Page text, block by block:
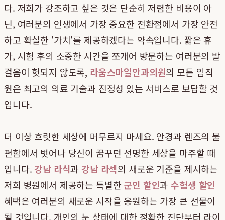
다. 저희가 강조하고 싶은 것은 단순히 저렴한 비용이 아
닌, 여러분의 인생에서 가장 중요한 전환점에서 가장 안전
하고 확실한 '가치'를 제공하겠다는 약속입니다. 짧은 휴
가, 시험 후의 소중한 시간을 쪼개어 방문하는 여러분의 발
걸음이 헛되지 않도록, 라움스마일안과의원의 모든 임직
원은 최고의 의료 기술과 진정성 있는 서비스로 보답할 것
입니다.
더 이상 흐릿한 세상에 머무르지 마세요. 안경과 렌즈의 불
편함에서 벗어나 당신이 꿈꾸던 선명한 세상을 마주할 때
입니다. 강남 라식과 강남 라섹의 새로운 기준을 제시하는
저희 병원에서 제공하는 특별한 군인 할인과수험생 할인
혜택은 여러분의 새로운 시작을 응원하는 가장 큰 선물이
될 것입니다. 개인의 눈 상태에 대한 정확한 진단부터 라이